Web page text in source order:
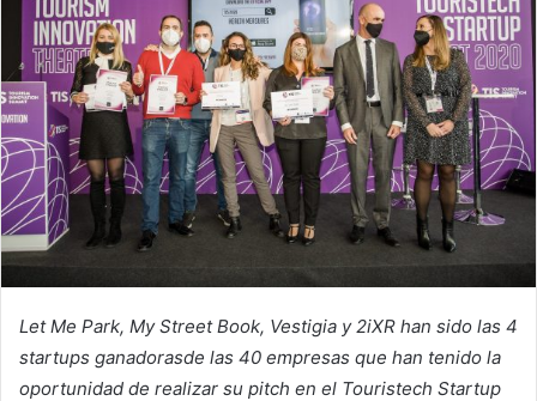
Let Me Park, My Street Book, Vestigia y 2iXR han sido las 4
startups ganadorasde las 40 empresas que han tenido la
oportunidad de realizar su pitch en el Touristech Startup